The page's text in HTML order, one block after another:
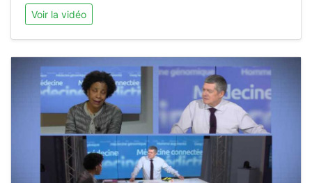
Voir la vidéo